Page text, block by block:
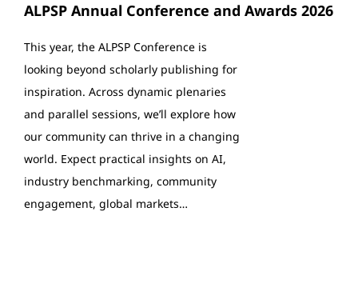
ALPSP Annual Conference and Awards 2026
This year, the ALPSP Conference is
looking beyond scholarly publishing for
inspiration. Across dynamic plenaries
and parallel sessions, we’ll explore how
our community can thrive in a changing
world. Expect practical insights on AI,
industry benchmarking, community
engagement, global markets…